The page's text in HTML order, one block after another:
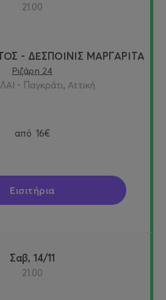
21:00
- ΔΕΣΠΟΙΝΙΣ ΜΑΡΓΑΡΙΤΑ
Ριζάρη 24
- Παγκράτι, Αττική
από 16€
Εισιτήρια
Σαβ, 14/11
21:00